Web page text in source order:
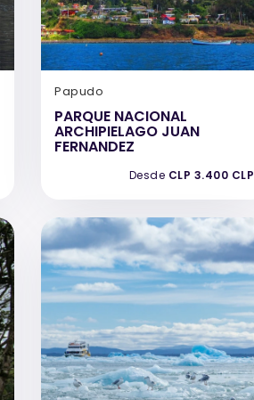
Papudo
PARQUE NACIONAL
ARCHIPIELAGO JUAN
FERNANDEZ
Desde CLP 3.400 CLP